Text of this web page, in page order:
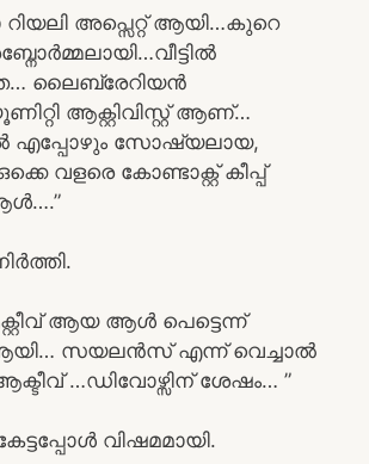
റിയലി അപ്സെറ്റ് ആയി…കുറെ
ലൈബ്രേറിയന്‍
ആക്റ്റിവിസ്റ്റ് ആണ്…
എപ്പോഴും സോഷ്യലായ,
വളരെ കോണ്ടാക്റ്റ് കീപ്പ്
ആയ ആള്‍ പെട്ടെന്ന്
സയലന്‍സ് എന്ന് വെച്ചാല്‍
…ഡിവോഴ്സിന് ശേഷം… ”
വിഷമമായി.